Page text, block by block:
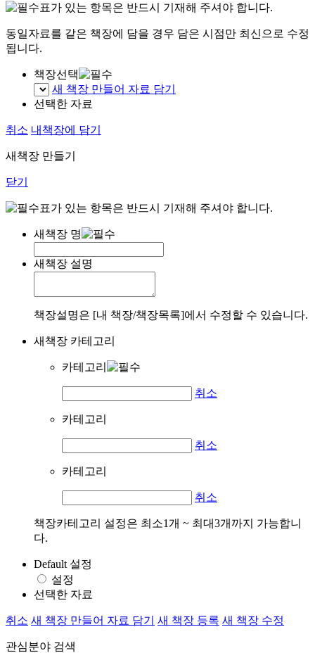
표가 있는 항목은 반드시 기재해 주셔야 합니다.
동일자료를 같은 책장에 담을 경우 담은 시점만 최신으로 수정
됩니다.
책장선택
새 책장 만들어 자료 담기
선택한 자료
취소 내책장에 담기
새책장 만들기
닫기
표가 있는 항목은 반드시 기재해 주셔야 합니다.
새책장 명
새책장 설명
책장설명은 [내 책장/책장목록]에서 수정할 수 있습니다.
새책장 카테고리
카테고리
취소
카테고리
취소
카테고리
취소
책장카테고리 설정은 최소1개 ~ 최대3개까지 가능합니
다.
Default 설정
설정
선택한 자료
취소 새 책장 만들어 자료 담기 새 책장 등록 새 책장 수정
관심분야 검색